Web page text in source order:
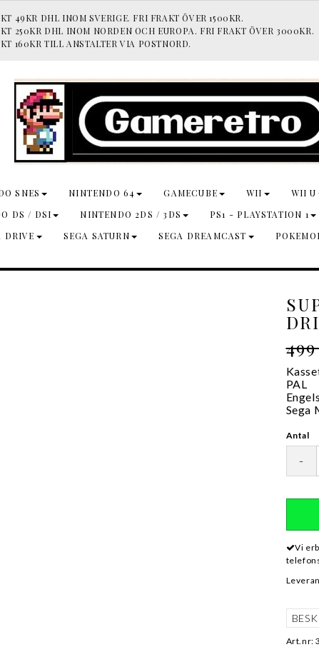
49KR DHL INOM SVERIGE. FRI FRAKT ÖVER 1500KR.
250KR DHL INOM NORDEN OCH EUROPA. FRI FRAKT ÖVER 3000KR.
160KR TILL ANSTALTER VIA POSTNORD.
SNES NINTENDO 64 GAMECUBE WII WII U
DS / DSI NINTENDO 2DS / 3DS PS1 - PLAYSTATION 1
DRIVE SEGA SATURN SEGA DREAMCAST
PAL
Sega
Antal
-
Vi
Art.nr: